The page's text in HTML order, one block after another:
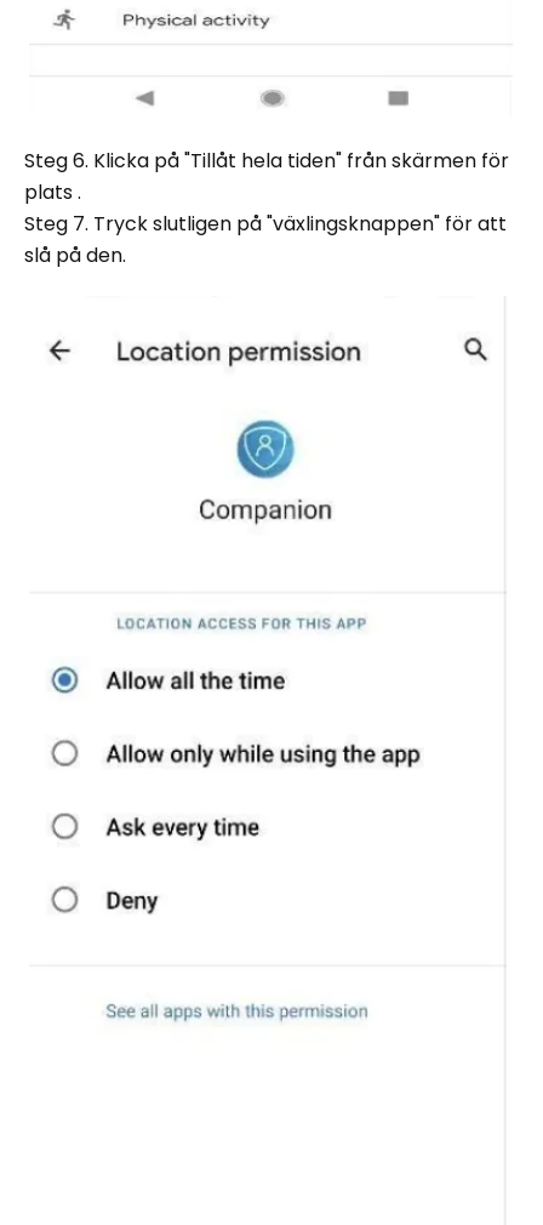
Steg 6. Klicka på "Tillåt hela tiden" från skärmen för
plats .
Steg 7. Tryck slutligen på "växlingsknappen" för att
slå på den.